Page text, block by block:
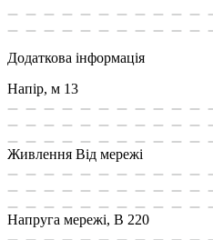
Додаткова інформація
Напір, м 13
Живлення Від мережі
Напруга мережі, В 220